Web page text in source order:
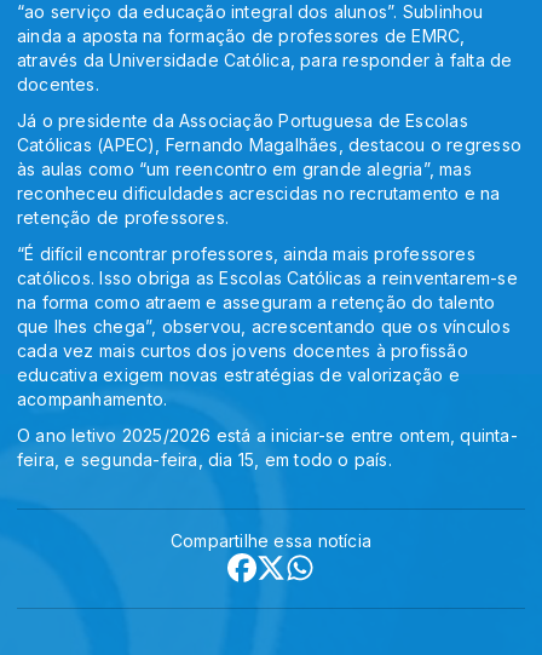
“ao serviço da educação integral dos alunos”. Sublinhou
ainda a aposta na formação de professores de EMRC,
através da Universidade Católica, para responder à falta de
docentes.
Já o presidente da Associação Portuguesa de Escolas
Católicas (APEC), Fernando Magalhães, destacou o regresso
às aulas como “um reencontro em grande alegria”, mas
reconheceu dificuldades acrescidas no recrutamento e na
retenção de professores.
“É difícil encontrar professores, ainda mais professores
católicos. Isso obriga as Escolas Católicas a reinventarem-se
na forma como atraem e asseguram a retenção do talento
que lhes chega”, observou, acrescentando que os vínculos
cada vez mais curtos dos jovens docentes à profissão
educativa exigem novas estratégias de valorização e
acompanhamento.
O ano letivo 2025/2026 está a iniciar-se entre ontem, quinta-
feira, e segunda-feira, dia 15, em todo o país.
Compartilhe essa notícia